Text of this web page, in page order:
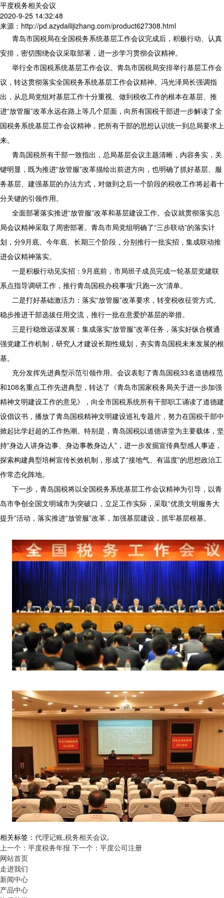
平度税务相关会议
2020-9-25 14:32:48
来源：http://pd.azydailijizhang.com/product627308.html
青岛市国税局在全国税务系统基层工作会议完成后，积极行动、认真
安排，密切围绕会议采取部署，进一步学习贯彻会议精神。
举行全市国税系统基层工作会议。青岛市国税局安排举行基层工作会
议，转达贯彻落实全国税务系统基层工作会议精神。冯光泽局长强调指
出，从总局党组对基层工作十分重视、做到税收工作的根本在基层、推
进“放管服”改革永远在路上等几个层面，向所有国税干部进一步解读了全
国税务系统基层工作会议精神，把所有干部的思想认识统一到总局要求上
来。
青岛国税所有干部一致指出，总局基层会议主题清晰，内容务实，关
键明显，既为推进“放管服”改革描绘出前进方向，也明确了抓好基层、服
务基层、建强基层的办法方式，对做到之后一个阶段的税收工作将起着十
分关键的引领作用。
全面部署落实推进“放管服”改革和基层建设工作。会议就贯彻落实总
局会议精神采取了周密部署。青岛市局党组明确了“三步联动”的落实计
划，分9月底、今年底、长期三个阶段，分别推行一批实招，集成联动推
进会议精神落实。
一是积极行动见实招： 9月底前，市局班子成员完成一轮基层党建联
系点指导调研工作，推行青岛国税办税事项“只跑一次”清单。
二是打好基础激活力：落实“放管服”改革要求，转变税收征管方式。
稳步推进干部选拔任用交流，推行一批在意爱护基层的举措。
三是行稳致远谋发展：集成落实“放管服”改革任务，落实好纵合横通
强党建工作机制，研究人才建设长期性规划，夯实青岛国税未来发展的根
基。
充分发挥先进典型示范引领作用。会议表彰了青岛国税33名道德模范
和108名重点工作先进典型，转达了《青岛市国家税务局关于进一步加强
精神文明建设工作的意见》，向全市国税系统所有干部职工诵读了道德建
设倡议书，播放了青岛国税精神文明建设巡礼专题片，努力在国税干部中
掀起比学赶超的工作热潮。特别是，青岛国税以道德讲堂为主要载体，坚
持“身边人讲身边事、身边事教身边人”，进一步发掘宣传典型感人事迹，
探索构建典型培树宣传长效机制，形成了“接地气、有温度”的思想政治工
作常态化阵地。
下一步，青岛国税将以全国税务系统基层工作会议精神为引导，以青
岛市争创全国文明城市为突破口，立足工作实际，采取“优质文明服务大
提升”活动，落实推进“放管服”改革，加强基层建设，抓牢基层根基。
相关标签： 代理记账,税务相关会议,
上一个：平度税务年报 下一个：平度公司注册
网站首页
走进我们
新闻中心
产品中心